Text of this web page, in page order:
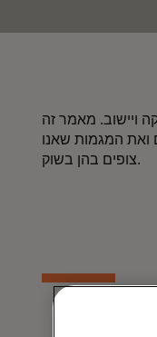
ויישוב. מאמר זה
ואת המגמות שאנו
צופים בהן בשוק.